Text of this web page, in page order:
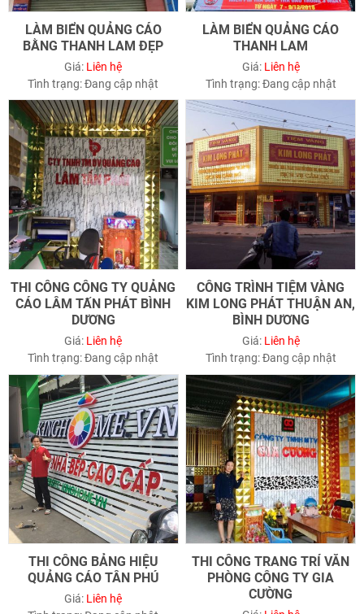
LÀM BIỂN QUẢNG CÁO
BẰNG THANH LAM ĐẸP
Giá: Liên hệ
Tình trạng:Đang cập nhật
LÀM BIỂN QUẢNG CÁO
THANH LAM
Giá: Liên hệ
Tình trạng:Đang cập nhật
THI CÔNG CÔNG TY QUẢNG
CÁO LÂM TẤN PHÁT BÌNH
DƯƠNG
Giá: Liên hệ
Tình trạng:Đang cập nhật
CÔNG TRÌNH TIỆM VÀNG
KIM LONG PHÁT THUẬN AN,
BÌNH DƯƠNG
Giá: Liên hệ
Tình trạng:Đang cập nhật
THI CÔNG BẢNG HIỆU
QUẢNG CÁO TÂN PHÚ
Giá: Liên hệ
THI CÔNG TRANG TRÍ VĂN
PHÒNG CÔNG TY GIA
CƯỜNG